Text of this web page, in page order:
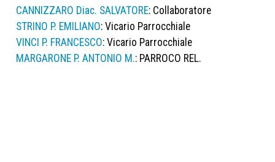
CANNIZZARO Diac. SALVATORE: Collaboratore
STRINO P. EMILIANO: Vicario Parrocchiale
VINCI P. FRANCESCO: Vicario Parrocchiale
MARGARONE P. ANTONIO M.: PARROCO REL.